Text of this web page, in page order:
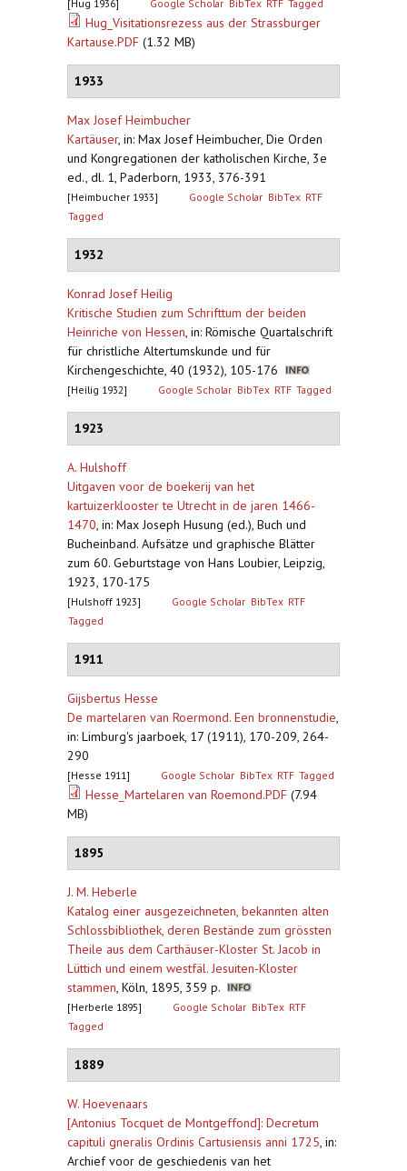
[Hug 1936] Google Scholar BibTex RTF Tagged
Hug_Visitationsrezess aus der Strassburger
Kartause.PDF (1.32 MB)
1933
Max Josef Heimbucher
Kartäuser, in: Max Josef Heimbucher, Die Orden
und Kongregationen der katholischen Kirche, 3e
ed., dl. 1, Paderborn, 1933, 376-391
[Heimbucher 1933] Google Scholar BibTex RTF
Tagged
1932
Konrad Josef Heilig
Kritische Studien zum Schrifttum der beiden
Heinriche von Hessen, in: Römische Quartalschrift
für christliche Altertumskunde und für
Kirchengeschichte, 40 (1932), 105-176
[Heilig 1932] Google Scholar BibTex RTF Tagged
1923
A. Hulshoff
Uitgaven voor de boekerij van het
kartuizerklooster te Utrecht in de jaren 1466-
1470, in: Max Joseph Husung (ed.), Buch und
Bucheinband. Aufsätze und graphische Blätter
zum 60. Geburtstage von Hans Loubier, Leipzig,
1923, 170-175
[Hulshoff 1923] Google Scholar BibTex RTF
Tagged
1911
Gijsbertus Hesse
De martelaren van Roermond. Een bronnenstudie,
in: Limburg's jaarboek, 17 (1911), 170-209, 264-
290
[Hesse 1911] Google Scholar BibTex RTF Tagged
Hesse_Martelaren van Roemond.PDF (7.94
MB)
1895
J. M. Heberle
Katalog einer ausgezeichneten, bekannten alten
Schlossbibliothek, deren Bestände zum grössten
Theile aus dem Carthäuser-Kloster St. Jacob in
Lüttich und einem westfäl. Jesuiten-Kloster
stammen, Köln, 1895, 359 p.
[Herberle 1895] Google Scholar BibTex RTF
Tagged
1889
W. Hoevenaars
[Antonius Tocquet de Montgeffond]: Decretum
capituli gneralis Ordinis Cartusiensis anni 1725, in:
Archief voor de geschiedenis van het